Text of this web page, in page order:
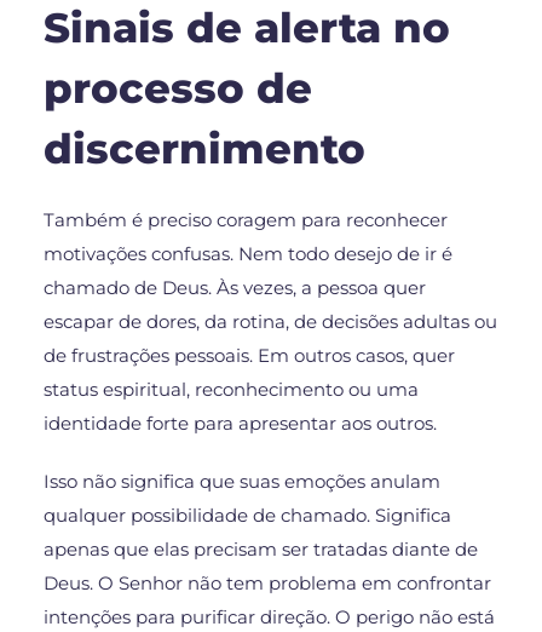
Sinais de alerta no
processo de
discernimento
Também é preciso coragem para reconhecer
motivações confusas. Nem todo desejo de ir é
chamado de Deus. Às vezes, a pessoa quer
escapar de dores, da rotina, de decisões adultas ou
de frustrações pessoais. Em outros casos, quer
status espiritual, reconhecimento ou uma
identidade forte para apresentar aos outros.
Isso não significa que suas emoções anulam
qualquer possibilidade de chamado. Significa
apenas que elas precisam ser tratadas diante de
Deus. O Senhor não tem problema em confrontar
intenções para purificar direção. O perigo não está